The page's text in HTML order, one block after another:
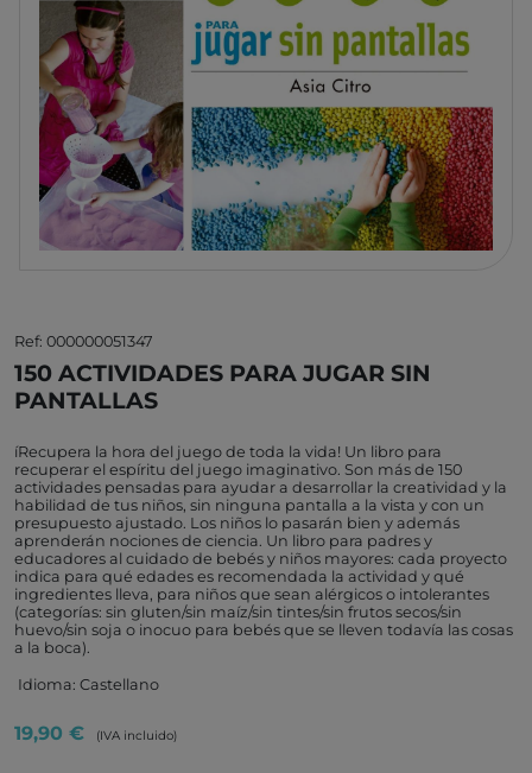
Ref: 000000051347
150 ACTIVIDADES PARA JUGAR SIN
PANTALLAS
íRecupera la hora del juego de toda la vida! Un libro para
recuperar el espíritu del juego imaginativo. Son más de 150
actividades pensadas para ayudar a desarrollar la creatividad y la
habilidad de tus niños, sin ninguna pantalla a la vista y con un
presupuesto ajustado. Los niños lo pasarán bien y además
aprenderán nociones de ciencia. Un libro para padres y
educadores al cuidado de bebés y niños mayores: cada proyecto
indica para qué edades es recomendada la actividad y qué
ingredientes lleva, para niños que sean alérgicos o intolerantes
(categorías: sin gluten/sin maíz/sin tintes/sin frutos secos/sin
huevo/sin soja o inocuo para bebés que se lleven todavía las cosas
a la boca).
Idioma: Castellano
19,90 € (IVA incluido)